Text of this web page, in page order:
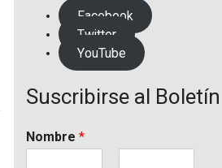
Facebook
Twitter
YouTube
Suscribirse al Boletín
Nombre *